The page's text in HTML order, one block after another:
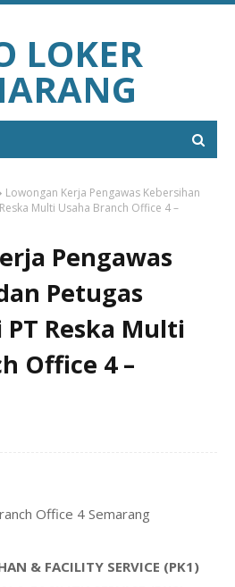
LOKER
Lowongan Kerja Pengawas Kebersihan
Multi Usaha Branch Office 4 –
Pengawas
Petugas
Reska Multi
Office 4 –
Office 4 Semarang
& FACILITY SERVICE (PK1)